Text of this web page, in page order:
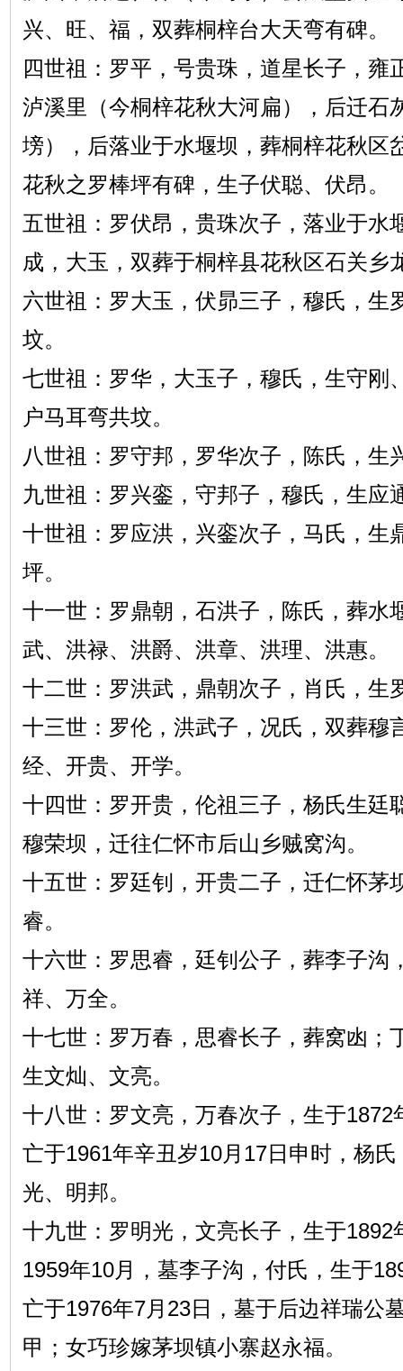
兴、旺、福，双葬桐梓台大天弯有碑。
四世祖：罗平，号贵珠，道星长子，雍
泸溪里（今桐梓花秋大河扁），后迁石
塝），后落业于水堰坝，葬桐梓花秋区
花秋之罗棒坪有碑，生子伏聪、伏昂。
五世祖：罗伏昂，贵珠次子，落业于水
成，大玉，双葬于桐梓县花秋区石关乡
六世祖：罗大玉，伏昴三子，穆氏，生
坟。
七世祖：罗华，大玉子，穆氏，生守刚
户马耳弯共坟。
八世祖：罗守邦，罗华次子，陈氏，生
九世祖：罗兴銮，守邦子，穆氏，生应
十世祖：罗应洪，兴銮次子，马氏，生
坪。
十一世：罗鼎朝，石洪子，陈氏，葬水
武、洪禄、洪爵、洪章、洪理、洪惠。
十二世：罗洪武，鼎朝次子，肖氏，生
十三世：罗伦，洪武子，况氏，双葬穆
经、开贵、开学。
十四世：罗开贵，伦祖三子，杨氏生廷
穆荣坝，迁往仁怀市后山乡贼窝沟。
十五世：罗廷钊，开贵二子，迁仁怀茅
睿。
十六世：罗思睿，廷钊公子，葬李子沟
祥、万全。
十七世：罗万春，思睿长子，葬窝凼；
生文灿、文亮。
十八世：罗文亮，万春次子，生于1872
亡于1961年辛丑岁10月17日申时，杨
光、明邦。
十九世：罗明光，文亮长子，生于1892
1959年10月，墓李子沟，付氏，生于
亡于1976年7月23日，墓于后边祥瑞公
甲；女巧珍嫁茅坝镇小寨赵永福。